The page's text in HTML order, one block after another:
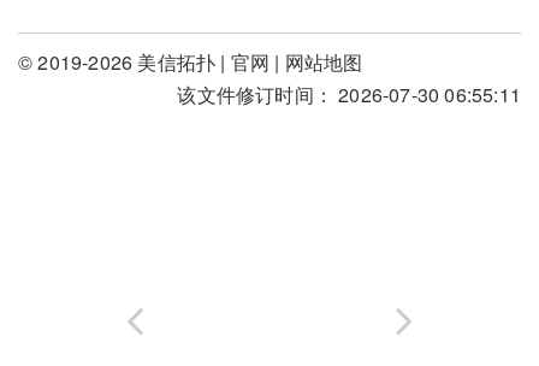
© 2019-2026 美信拓扑 | 官网 | 网站地图
该文件修订时间： 2026-07-30 06:55:11